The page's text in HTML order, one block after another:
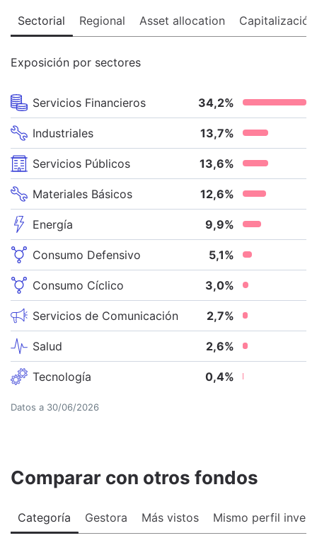
Sectorial Regional Asset allocation Capitalización
Exposición por sectores
Servicios Financieros 34,2%
Industriales 13,7%
Servicios Públicos 13,6%
Materiales Básicos 12,6%
Energía 9,9%
Consumo Defensivo 5,1%
Consumo Cíclico 3,0%
Servicios de Comunicación 2,7%
Salud 2,6%
Tecnología 0,4%
Datos a 30/06/2026
Comparar con otros fondos
Categoría Gestora Más vistos Mismo perfil